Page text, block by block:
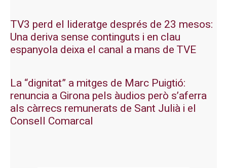
TV3 perd el lideratge després de 23 mesos:
Una deriva sense continguts i en clau
espanyola deixa el canal a mans de TVE
La “dignitat” a mitges de Marc Puigtió:
renuncia a Girona pels àudios però s’aferra
als càrrecs remunerats de Sant Julià i el
Consell Comarcal